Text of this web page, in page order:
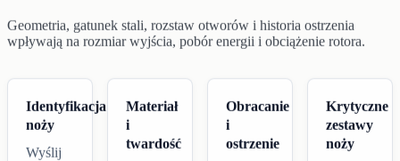
Geometria, gatunek stali, rozstaw otworów i historia ostrzenia
wpływają na rozmiar wyjścia, pobór energii i obciążenie rotora.
Identyfikacja
noży
Wyślij
Materiał
i
twardość
Obracanie
i
ostrzenie
Krytyczne
zestawy
noży